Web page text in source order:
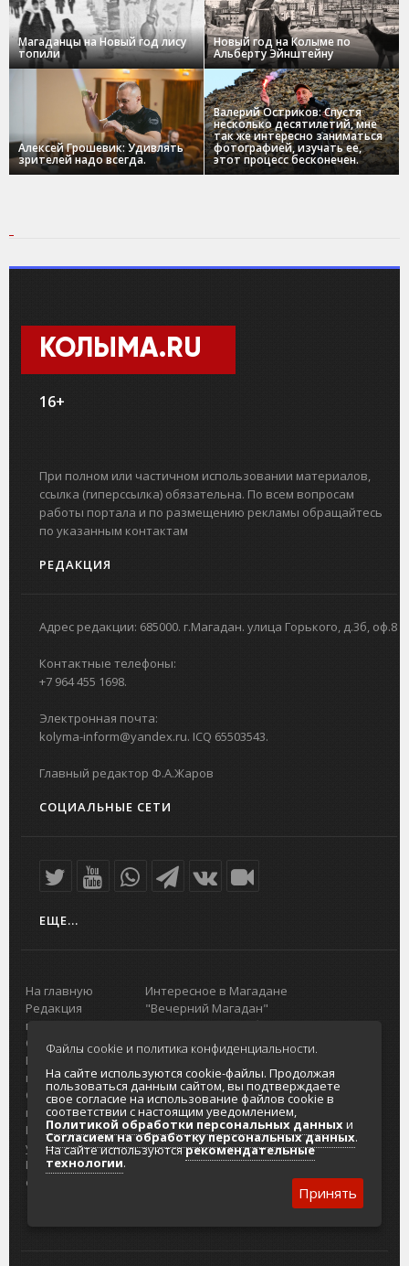
Магаданцы на Новый год лису
топили
Новый год на Колыме по
Альберту Эйнштейну
Алексей Грошевик: Удивлять
зрителей надо всегда.
Валерий Остриков: Спустя
несколько десятилетий, мне
так же интересно заниматься
фотографией, изучать ее,
этот процесс бесконечен.
КОЛЫМА.RU
16+
При полном или частичном использовании материалов,
ссылка (гиперссылка) обязательна. По всем вопросам
работы портала и по размещению рекламы обращайтесь
по указанным контактам
РЕДАКЦИЯ
Адрес редакции: 685000. г.Магадан. улица Горького, д.3б, оф.8
Контактные телефоны:
+7 964 455 1698.
Электронная почта:
kolyma-inform@yandex.ru. ICQ 65503543.
Главный редактор Ф.А.Жаров
СОЦИАЛЬНЫЕ СЕТИ
ЕЩЕ...
На главную
Редакция
портала
О проекте
Реклама на
портале
Отзывы и
предложения
Интернет-
услуги
Разработка
сайтов
Интересное в Магадане
"Вечерний Магадан"
Реклама
Главный туристический портал
Колымы
Политика в отношении обработки
персональных данных
Согласие на обработку персональных
данных
Файлы cookie и политика конфиденциальности.
На сайте используются cookie-файлы. Продолжая
пользоваться данным сайтом, вы подтверждаете
свое согласие на использование файлов cookie в
соответствии с настоящим уведомлением,
Политикой обработки персональных данныхи
Согласием на обработку персональных данных.
На сайте используютсярекомендательные
технологии.
Принять